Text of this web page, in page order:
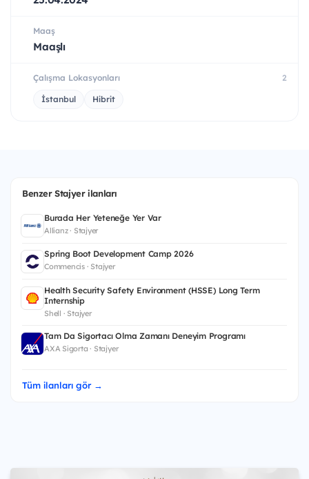
Maaş
Maaşlı
Çalışma Lokasyonları 2
İstanbul Hibrit
Benzer Stajyer ilanları
Burada Her Yeteneğe Yer Var
Allianz · Stajyer
Spring Boot Development Camp 2026
Commencis · Stajyer
Health Security Safety Environment (HSSE) Long Term
Internship
Shell · Stajyer
Tam Da Sigortacı Olma Zamanı Deneyim Programı
AXA Sigorta · Stajyer
Tüm ilanları gör →